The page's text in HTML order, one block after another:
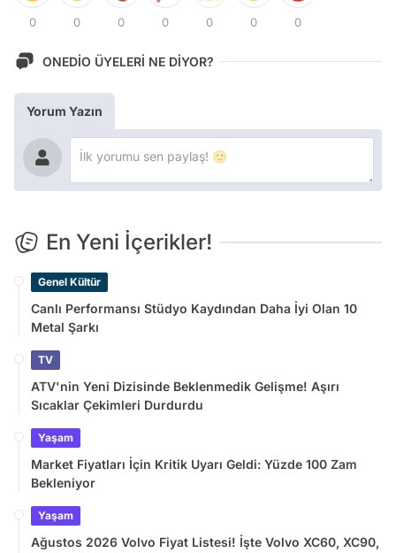
0 0 0 0 0 0 0
ONEDİO ÜYELERİ NE DİYOR?
Yorum Yazın
En Yeni İçerikler!
Genel Kültür
Canlı Performansı Stüdyo Kaydından Daha İyi Olan 10
Metal Şarkı
TV
ATV'nin Yeni Dizisinde Beklenmedik Gelişme! Aşırı
Sıcaklar Çekimleri Durdurdu
Yaşam
Market Fiyatları İçin Kritik Uyarı Geldi: Yüzde 100 Zam
Bekleniyor
Yaşam
Ağustos 2026 Volvo Fiyat Listesi! İşte Volvo XC60, XC90,